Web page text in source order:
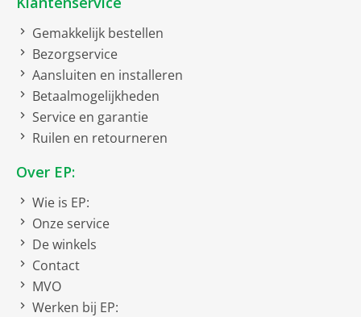
Netto afmetingen
netto breedte
netto hoogte
netto gewicht
netto diepte
Sledestofzuiger
Uitvoering
Telescoopbuis
Gemakkelijk bestellen
Bezorgservice
Aansluiten en installeren
Betaalmogelijkheden
Service en garantie
Ruilen en retourneren
Over EP:
Wie is EP:
Onze service
De winkels
Contact
MVO
Werken bij EP: